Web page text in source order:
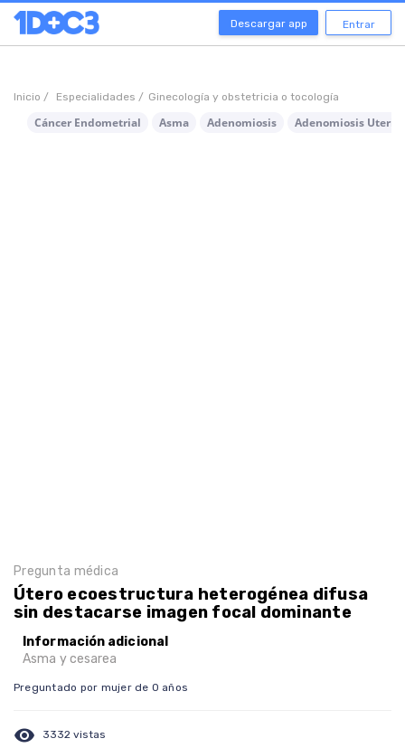
Descargar app Entrar
Inicio / Especialidades / Ginecología y obstetricia o tocología
Cáncer Endometrial Asma Adenomiosis Adenomiosis
Pregunta médica
Útero ecoestructura heterogénea difusa
sin destacarse imagen focal dominante
Información adicional
Asma y cesarea
Preguntado por mujer de 0 años
visibility 3332 vistas